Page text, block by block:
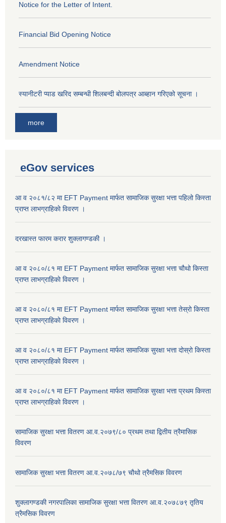
Notice for the Letter of Intent.
Financial Bid Opening Notice
Amendment Notice
स्यानीटरी प्याड खरिद सम्बन्धी शिलबन्दी बोलपत्र आब्हान गरिएको सूचना ।
more
eGov services
आ व २०८१/८२ मा EFT Payment मार्फत सामाजिक सुरक्षा भत्ता पहिलो किस्ता
प्राप्त लाभग्राहिकाे विवरण ।
दरखास्त फारम करार शुक्लागण्डकी ।
आ व २०८०/८१ मा EFT Payment मार्फत सामाजिक सुरक्षा भत्ता चौथो किस्ता
प्राप्त लाभग्राहिकाे विवरण ।
आ व २०८०/८१ मा EFT Payment मार्फत सामाजिक सुरक्षा भत्ता तेस्रो किस्ता
प्राप्त लाभग्राहिकाे विवरण ।
आ व २०८०/८१ मा EFT Payment मार्फत सामाजिक सुरक्षा भत्ता दोस्रो किस्ता
प्राप्त लाभग्राहिकाे विवरण ।
आ व २०८०/८१ मा EFT Payment मार्फत सामाजिक सुरक्षा भत्ता प्रथम किस्ता
प्राप्त लाभग्राहिकाे विवरण ।
सामाजिक सुरक्षा भत्ता वितरण आ.व.२०७९/८० प्रथम तथा द्वितीय त्रैमासिक
विवरण
सामाजिक सुरक्षा भत्ता वितरण आ.व.२०७८/७९ चौथो त्रैमसिक विवरण
शुक्लागण्डकी नगरपालिका सामाजिक सुरक्षा भत्ता वितरण आ.व.२०७८७९ तृतिय
त्रैमसिक विवरण